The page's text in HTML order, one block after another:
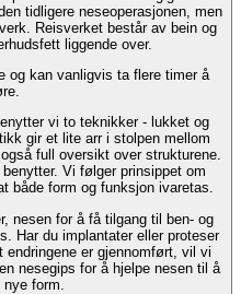
tidligere neseoperasjonen, men
Reisverket består av bein og
liggende over.
og kan vanligvis ta flere timer å
vi to teknikker - lukket og
gir et lite arr i stolpen mellom
full oversikt over strukturene.
Vi følger prinsippet om
både form og funksjon ivaretas.
nesen for å få tilgang til ben- og
Har du implantater eller proteser
er gjennomført, vil vi
nesegips for å hjelpe nesen til å
form.